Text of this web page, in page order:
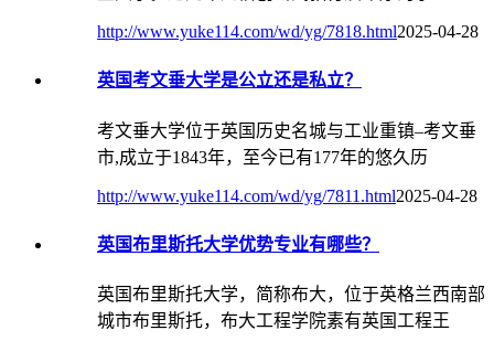
http://www.yuke114.com/wd/yg/7818.html2025-04-28
英国考文垂大学是公立还是私立？
考文垂大学位于英国历史名城与工业重镇–考文垂
市,成立于1843年，至今已有177年的悠久历
http://www.yuke114.com/wd/yg/7811.html2025-04-28
英国布里斯托大学优势专业有哪些？
英国布里斯托大学，简称布大，位于英格兰西南部
城市布里斯托，布大工程学院素有英国工程王